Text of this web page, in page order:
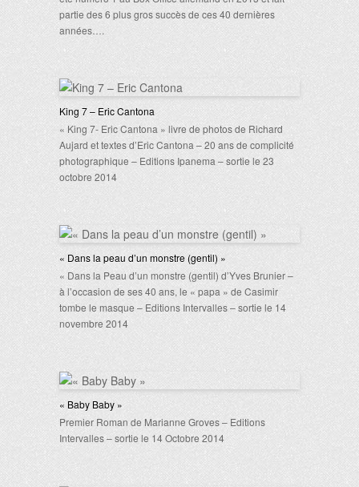
partie des 6 plus gros succès de ces 40 dernières
années….
King 7 – Eric Cantona
« King 7- Eric Cantona » livre de photos de Richard
Aujard et textes d’Eric Cantona – 20 ans de complicité
photographique – Editions Ipanema – sortie le 23
octobre 2014
« Dans la peau d’un monstre (gentil) »
« Dans la Peau d’un monstre (gentil) d’Yves Brunier –
à l’occasion de ses 40 ans, le « papa » de Casimir
tombe le masque – Editions Intervalles – sortie le 14
novembre 2014
« Baby Baby »
Premier Roman de Marianne Groves – Editions
Intervalles – sortie le 14 Octobre 2014